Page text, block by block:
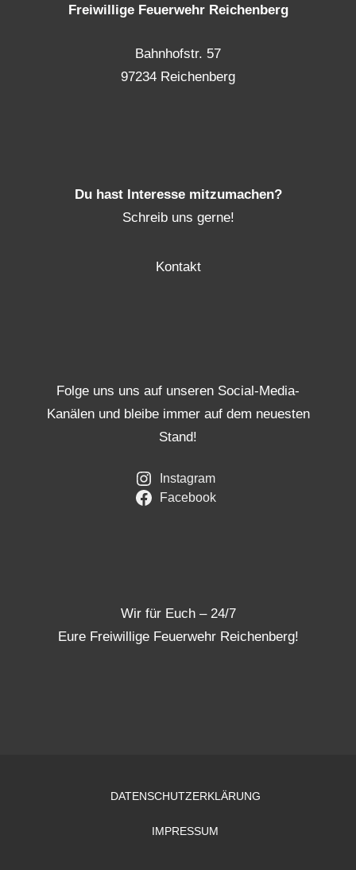
Freiwillige Feuerwehr Reichenberg
Bahnhofstr. 57
97234 Reichenberg
Du hast Interesse mitzumachen?
Schreib uns gerne!
Kontakt
Folge uns uns auf unseren Social-Media-
Kanälen und bleibe immer auf dem neuesten
Stand!
Instagram
Facebook
Wir für Euch – 24/7
Eure Freiwillige Feuerwehr Reichenberg!
DATENSCHUTZERKLÄRUNG
IMPRESSUM